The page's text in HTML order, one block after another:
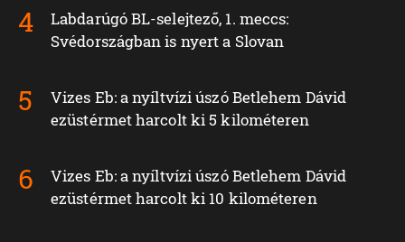
Labdarúgó BL-selejtező, 1. meccs:
Svédországban is nyert a Slovan
Vizes Eb: a nyíltvízi úszó Betlehem Dávid
ezüstérmet harcolt ki 5 kilométeren
Vizes Eb: a nyíltvízi úszó Betlehem Dávid
ezüstérmet harcolt ki 10 kilométeren